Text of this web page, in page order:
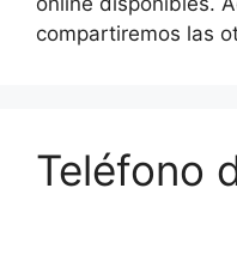
compartiremos las
Teléfono